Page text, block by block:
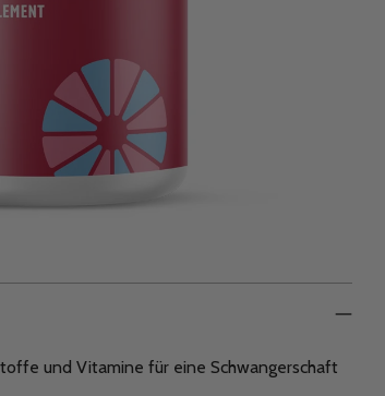
und Vitamine für eine Schwangerschaft